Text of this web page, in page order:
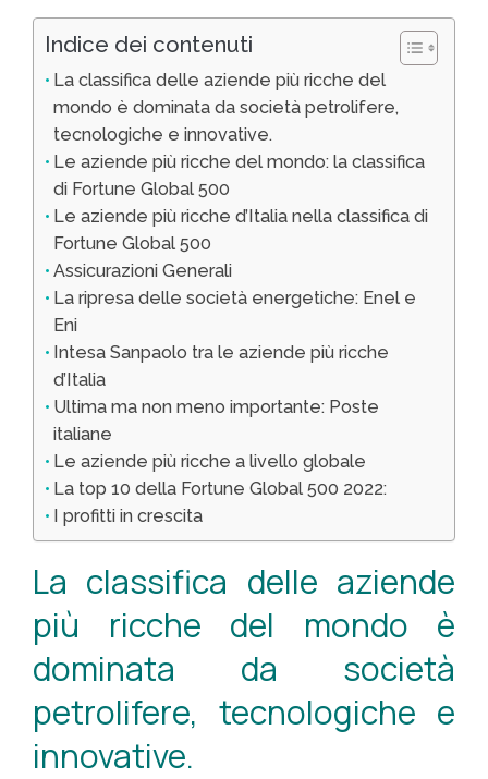
Indice dei contenuti
La classifica delle aziende più ricche del
mondo è dominata da società petrolifere,
tecnologiche e innovative.
Le aziende più ricche del mondo: la classifica
di Fortune Global 500
Le aziende più ricche d’Italia nella classifica di
Fortune Global 500
Assicurazioni Generali
La ripresa delle società energetiche: Enel e
Eni
Intesa Sanpaolo tra le aziende più ricche
d’Italia
Ultima ma non meno importante: Poste
italiane
Le aziende più ricche a livello globale
La top 10 della Fortune Global 500 2022:
I profitti in crescita
La classifica delle aziende
più ricche del mondo è
dominata da società
petrolifere, tecnologiche e
innovative.